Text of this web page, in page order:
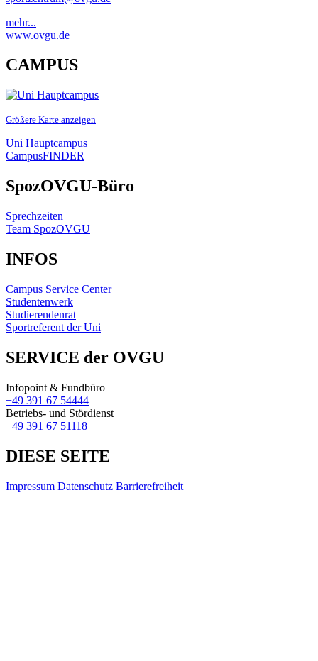
mehr...
www.ovgu.de
CAMPUS
Größere Karte anzeigen
Uni Hauptcampus
CampusFINDER
SpozOVGU-Büro
Sprechzeiten
Team SpozOVGU
INFOS
Campus Service Center
Studentenwerk
Studierendenrat
Sportreferent der Uni
SERVICE der OVGU
Infopoint & Fundbüro
+49 391 67 54444
Betriebs- und Stördienst
+49 391 67 51118
DIESE SEITE
Impressum Datenschutz Barrierefreiheit